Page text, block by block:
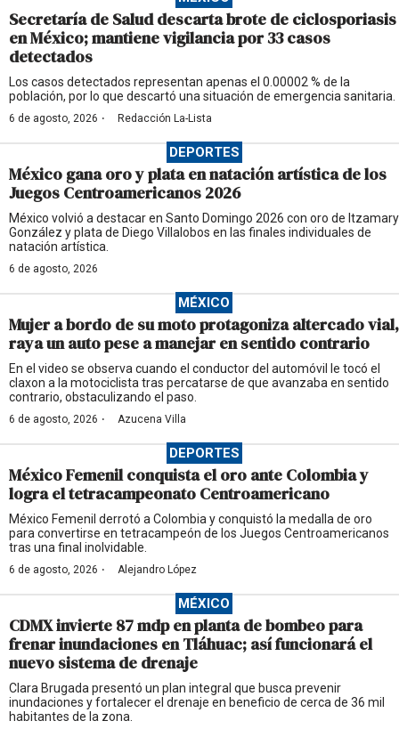
Secretaría de Salud descarta brote de ciclosporiasis
en México; mantiene vigilancia por 33 casos
detectados
Los casos detectados representan apenas el 0.00002 % de la
población, por lo que descartó una situación de emergencia sanitaria.
6 de agosto, 2026 · Redacción La-Lista
DEPORTES
México gana oro y plata en natación artística de los
Juegos Centroamericanos 2026
México volvió a destacar en Santo Domingo 2026 con oro de Itzamary
González y plata de Diego Villalobos en las finales individuales de
natación artística.
6 de agosto, 2026
MÉXICO
Mujer a bordo de su moto protagoniza altercado vial,
raya un auto pese a manejar en sentido contrario
En el video se observa cuando el conductor del automóvil le tocó el
claxon a la motociclista tras percatarse de que avanzaba en sentido
contrario, obstaculizando el paso.
6 de agosto, 2026 · Azucena Villa
DEPORTES
México Femenil conquista el oro ante Colombia y
logra el tetracampeonato Centroamericano
México Femenil derrotó a Colombia y conquistó la medalla de oro
para convertirse en tetracampeón de los Juegos Centroamericanos
tras una final inolvidable.
6 de agosto, 2026 · Alejandro López
MÉXICO
CDMX invierte 87 mdp en planta de bombeo para
frenar inundaciones en Tláhuac; así funcionará el
nuevo sistema de drenaje
Clara Brugada presentó un plan integral que busca prevenir
inundaciones y fortalecer el drenaje en beneficio de cerca de 36 mil
habitantes de la zona.